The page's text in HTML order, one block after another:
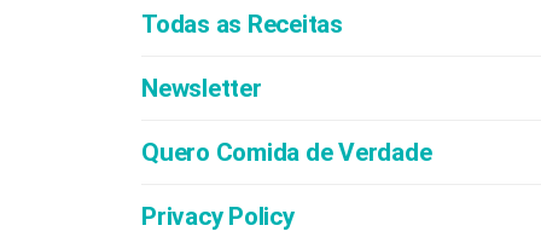
Todas as Receitas
Newsletter
Quero Comida de Verdade
Privacy Policy